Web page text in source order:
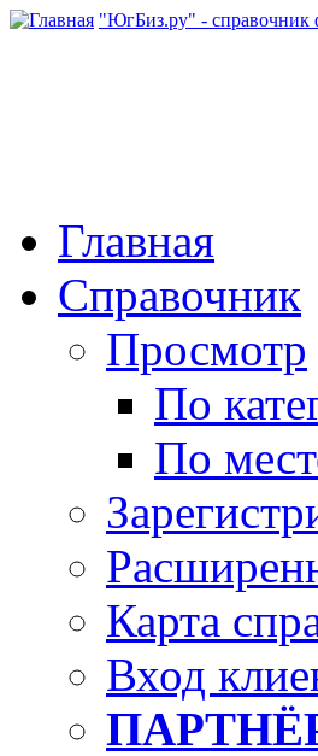
"ЮгБиз.ру" - справочник
Главная
Справочник
Просмотр
По
По
Карта
Вход